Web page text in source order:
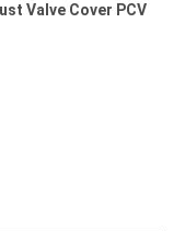
Valve Cover PCV